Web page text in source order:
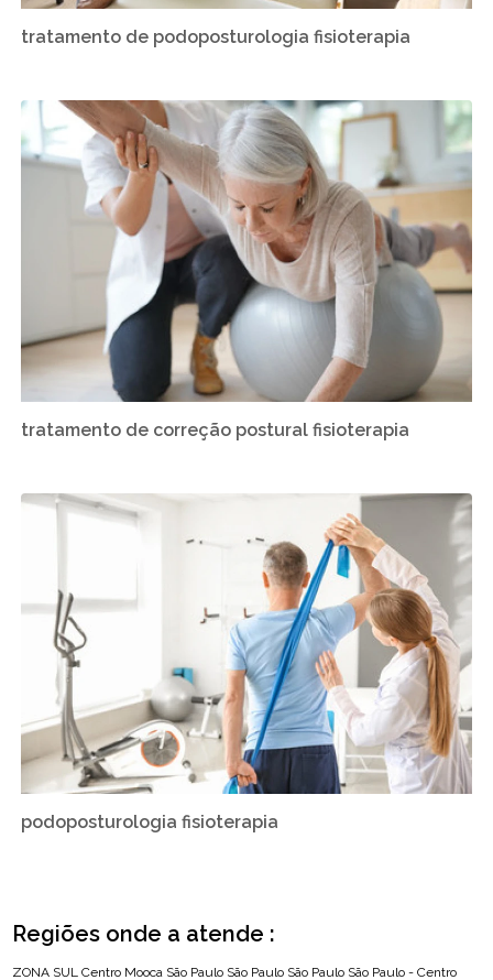
tratamento de podoposturologia fisioterapia
tratamento de correção postural fisioterapia
podoposturologia fisioterapia
Regiões onde a atende :
ZONA SUL Centro Mooca São Paulo São Paulo São Paulo São Paulo - Centro